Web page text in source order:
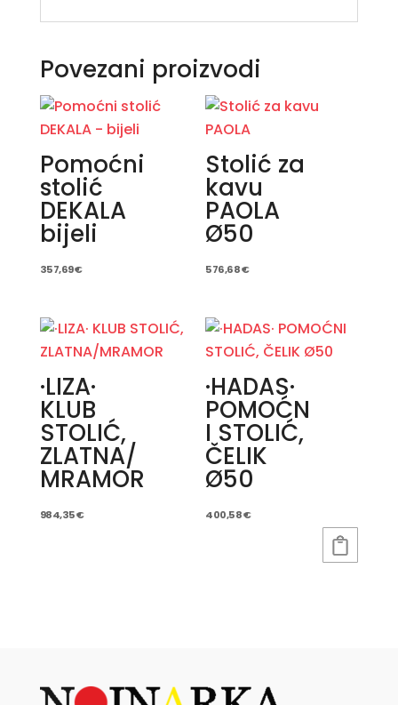
Povezani proizvodi
Pomoćni
stolić
DEKALA
bijeli
357,69€
Stolić za
kavu
PAOLA
Ø50
576,68€
·LIZA·
KLUB
STOLIĆ,
ZLATNA/
MRAMOR
984,35€
·HADAS·
POMOĆN
I STOLIĆ,
ČELIK
Ø50
400,58€